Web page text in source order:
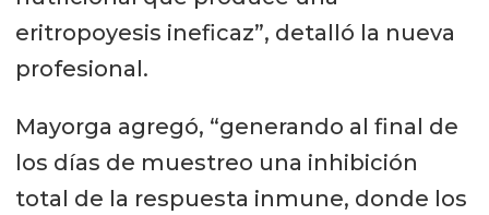
eritropoyesis ineficaz”, detalló la nueva
profesional.
Mayorga agregó, “generando al final de
los días de muestreo una inhibición
total de la respuesta inmune, donde los